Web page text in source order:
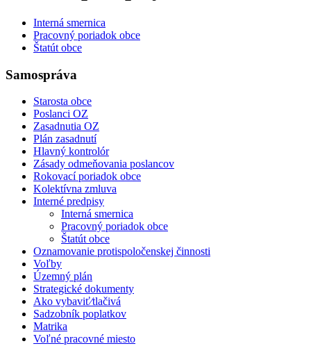
Interná smernica
Pracovný poriadok obce
Štatút obce
Samospráva
Starosta obce
Poslanci OZ
Zasadnutia OZ
Plán zasadnutí
Hlavný kontrolór
Zásady odmeňovania poslancov
Rokovací poriadok obce
Kolektívna zmluva
Interné predpisy
Interná smernica
Pracovný poriadok obce
Štatút obce
Oznamovanie protispoločenskej činnosti
Voľby
Územný plán
Strategické dokumenty
Ako vybaviť⁄tlačivá
Sadzobník poplatkov
Matrika
Voľné pracovné miesto